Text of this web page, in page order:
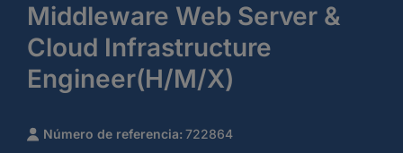
Middleware Web Server &
Cloud Infrastructure
Engineer(H/M/X)
Número de referencia: 722864